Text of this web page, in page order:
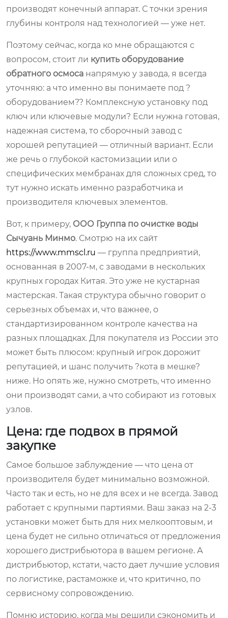
производят конечный аппарат. С точки зрения
глубины контроля над технологией — уже нет.
Поэтому сейчас, когда ко мне обращаются с
вопросом, стоит ли купить оборудование
обратного осмоса напрямую у завода, я всегда
уточняю: а что именно вы понимаете под ?
оборудованием?? Комплексную установку под
ключ или ключевые модули? Если нужна готовая,
надежная система, то сборочный завод с
хорошей репутацией — отличный вариант. Если
же речь о глубокой кастомизации или о
специфических мембранах для сложных сред, то
тут нужно искать именно разработчика и
производителя ключевых элементов.
Вот, к примеру, ООО Группа по очистке воды
Сычуань Минмо. Смотрю на их сайт
https://www.mmscl.ru — группа предприятий,
основанная в 2007-м, с заводами в нескольких
крупных городах Китая. Это уже не кустарная
мастерская. Такая структура обычно говорит о
серьезных объемах и, что важнее, о
стандартизированном контроле качества на
разных площадках. Для покупателя из России это
может быть плюсом: крупный игрок дорожит
репутацией, и шанс получить ?кота в мешке?
ниже. Но опять же, нужно смотреть, что именно
они производят сами, а что собирают из готовых
узлов.
Цена: где подвох в прямой
закупке
Самое большое заблуждение — что цена от
производителя будет минимально возможной.
Часто так и есть, но не для всех и не всегда. Завод
работает с крупными партиями. Ваш заказ на 2-3
установки может быть для них мелкооптовым, и
цена будет не сильно отличаться от предложения
хорошего дистрибьютора в вашем регионе. А
дистрибьютор, кстати, часто дает лучшие условия
по логистике, растаможке и, что критично, по
сервисному сопровождению.
Помню историю, когда мы решили сэкономить и